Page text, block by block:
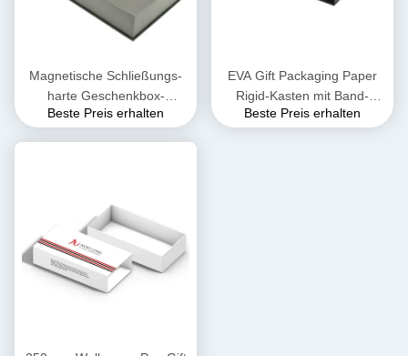
Magnetische Schließungs-
harte Geschenkbox-
wässrige Beschichtung
Beste Preis erhalten
EVA Gift Packaging Paper
Rigid-Kasten mit Band-
glatter Laminierung
Beste Preis erhalten